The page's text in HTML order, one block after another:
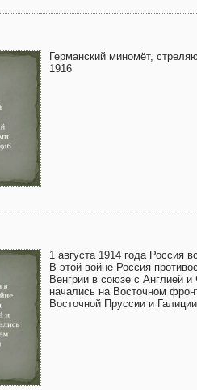
Германский миномёт,
1916
1 августа 1914 года Россия
В этой войне Россия
Венгрии в союзе с Англией
начались на Восточном
Восточной Пруссии и